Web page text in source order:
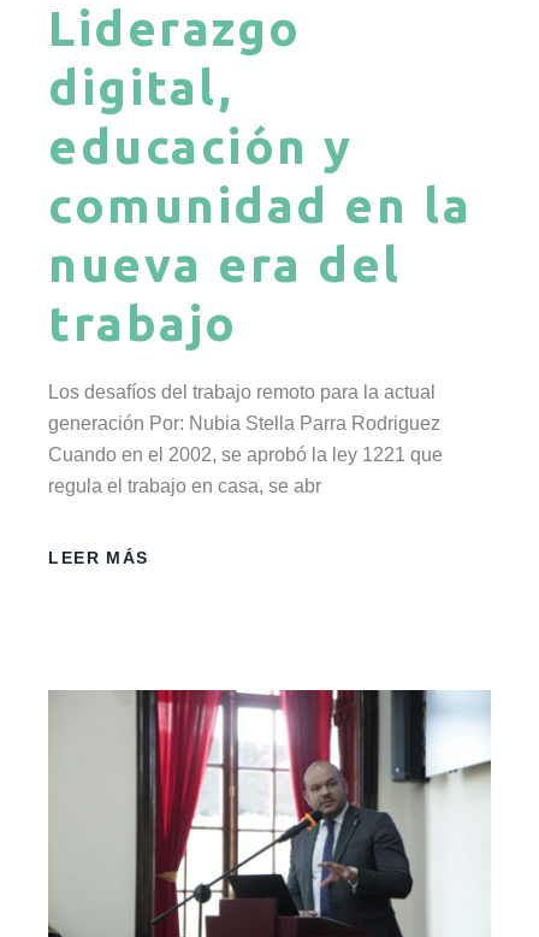
Liderazgo
digital,
educación y
comunidad en la
nueva era del
trabajo
Los desafíos del trabajo remoto para la actual
generación Por: Nubia Stella Parra Rodriguez
Cuando en el 2002, se aprobó la ley 1221 que
regula el trabajo en casa, se abr
LEER MÁS